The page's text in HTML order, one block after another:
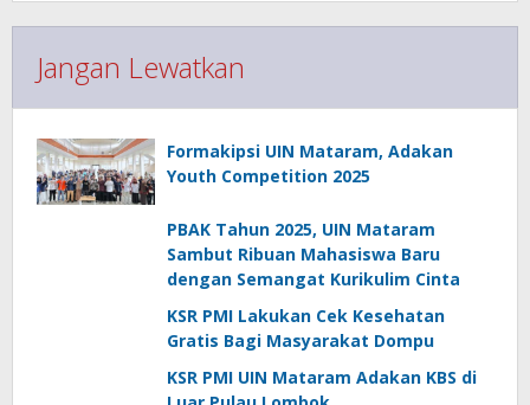
Jangan Lewatkan
Formakipsi UIN Mataram, Adakan
Youth Competition 2025
PBAK Tahun 2025, UIN Mataram
Sambut Ribuan Mahasiswa Baru
dengan Semangat Kurikulim Cinta
KSR PMI Lakukan Cek Kesehatan
Gratis Bagi Masyarakat Dompu
KSR PMI UIN Mataram Adakan KBS di